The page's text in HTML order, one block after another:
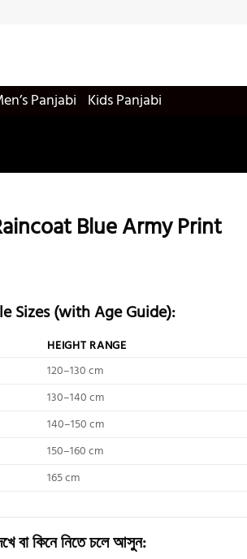
Panjabi Kids Panjabi
Blue Army Print
Sizes (with Age Guide):
HEIGHT RANGE
120–130 cm
130–140 cm
140–150 cm
150–160 cm
165 cm
বা কিনে নিতে চলে আসুন: